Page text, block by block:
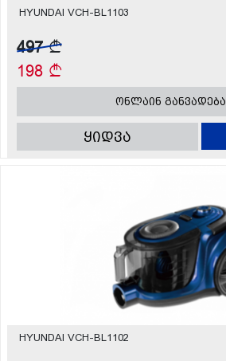
HYUNDAI VCH-BL1103
497
198
ონლაინ განვადება
ყიდვა
HYUNDAI VCH-BL1102